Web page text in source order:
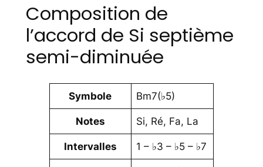
Composition de
l’accord de Si septième
semi-diminuée
Symbole Bm7(♭5)
Notes Si, Ré, Fa, La
Intervalles 1 – ♭3 – ♭5 – ♭7